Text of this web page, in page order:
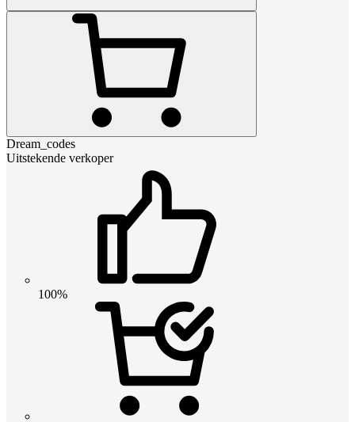
Dream_codes
Uitstekende verkoper
100%